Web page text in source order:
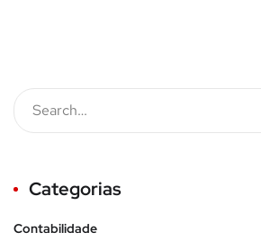
Categorias
Contabilidade